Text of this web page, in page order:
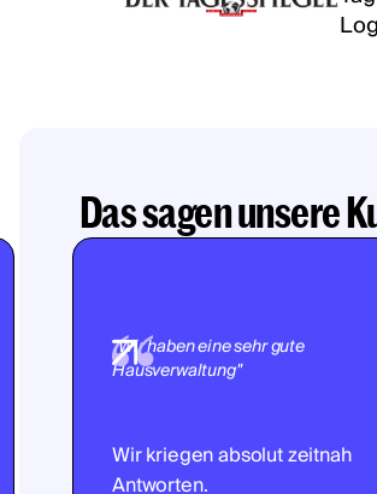
Das sagen unsere
"Wir haben eine sehr gute
Hausverwaltung"
Wir kriegen absolut zeitnah
Antworten.